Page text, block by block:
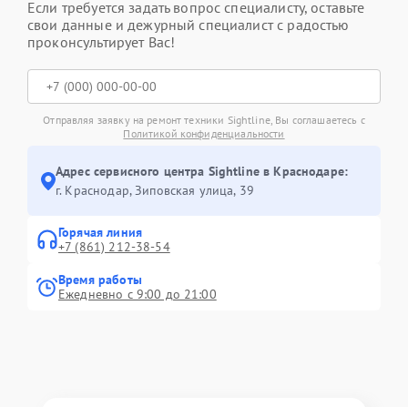
Если требуется задать вопрос специалисту, оставьте
свои данные и дежурный специалист с радостью
проконсультирует Вас!
Отправляя заявку на ремонт техники Sightline, Вы соглашаетесь с
Политикой конфиденциальности
Адрес сервисного центра Sightline в Краснодаре:
г. Краснодар, Зиповская улица, 39
Горячая линия
+7 (861) 212-38-54
Время работы
Ежедневно с 9:00 до 21:00